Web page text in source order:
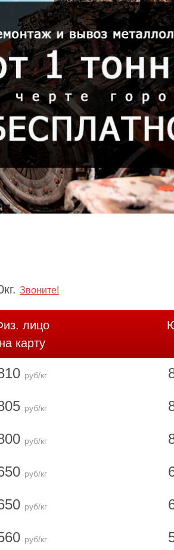
Звоните!
лицо
на карту
руб/кг
руб/кг
руб/кг
руб/кг
руб/кг
руб/кг